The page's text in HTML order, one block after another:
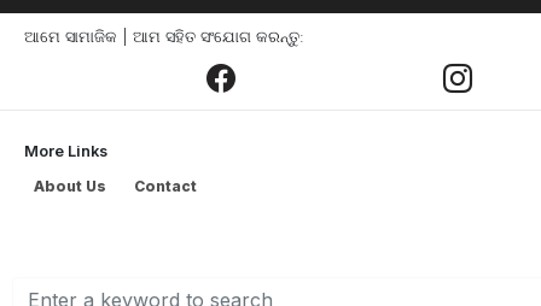
ଆମେ ସାମାଜିକ | ଆମ ସହିତ ସଂଯୋଗ କରନ୍ତୁ:
More Links
About Us
Contact
ଏହି ଯୋଜନା ଦେଶର ସମସ୍ତ କୃଷକଙ୍କୁ ଆବରଣ
ସୁରକ୍ଷା ପ୍ରଦାନ କରେ। କୃଷକମାନେ
ଲେଖାଇପାରିବେ। ପ୍ରାକୃତିକ ବିପର୍ଯ୍ୟୟ ଯଥା
ନିଜର ପରିବାର ପୋଷଣ କରିବାକୁ ବହୁତ